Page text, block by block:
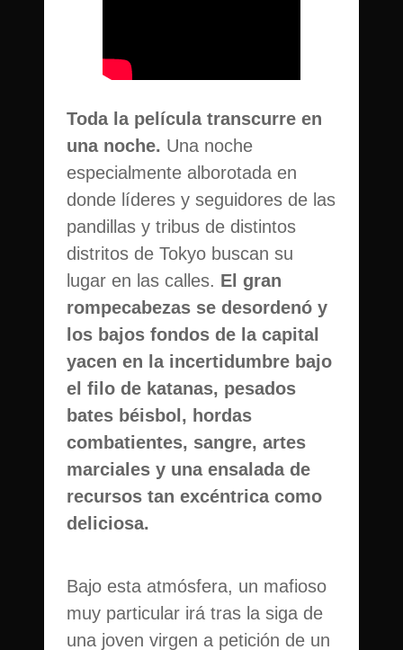
Toda la película transcurre en
una noche. Una noche
especialmente alborotada en
donde líderes y seguidores de las
pandillas y tribus de distintos
distritos de Tokyo buscan su
lugar en las calles. El gran
rompecabezas se desordenó y
los bajos fondos de la capital
yacen en la incertidumbre bajo
el filo de katanas, pesados
bates béisbol, hordas
combatientes, sangre, artes
marciales y una ensalada de
recursos tan excéntrica como
deliciosa.
Bajo esta atmósfera, un mafioso
muy particular irá tras la siga de
una joven virgen a petición de un